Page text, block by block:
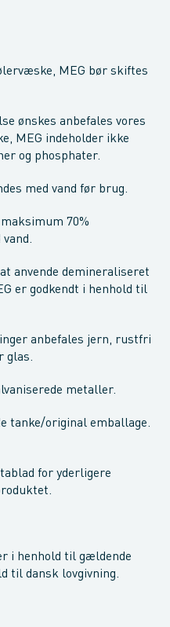
MEG bør skiftes
ønskes anbefales vores
MEG indeholder ikke
og phosphater.
med vand før brug.
70%
anvende demineraliseret
er godkendt i henhold til
anbefales jern, rustfri
glas.
metaller.
tanke/original emballage.
for yderligere
i henhold til gældende
til dansk lovgivning.